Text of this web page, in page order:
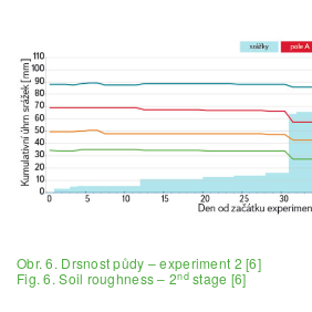
Obr. 6. Drsnost půdy – experiment 2 [6]
Fig. 6. Soil roughness – 2ndstage [6]